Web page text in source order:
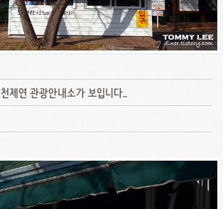
천제연 관광안내소가 보입니다..